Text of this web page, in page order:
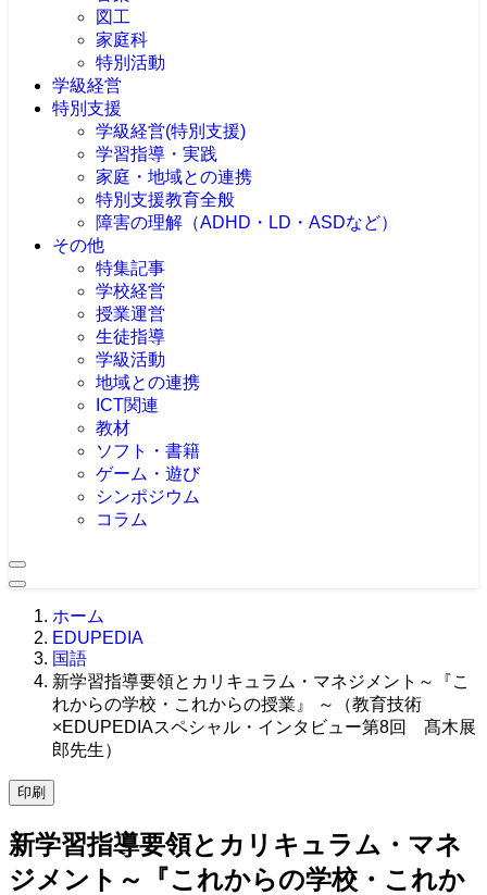
図工
家庭科
特別活動
学級経営
特別支援
学級経営(特別支援)
学習指導・実践
家庭・地域との連携
特別支援教育全般
障害の理解（ADHD・LD・ASDなど）
その他
特集記事
学校経営
授業運営
生徒指導
学級活動
地域との連携
ICT関連
教材
ソフト・書籍
ゲーム・遊び
シンポジウム
コラム
ホーム
EDUPEDIA
国語
新学習指導要領とカリキュラム・マネジメント～『こ
れからの学校・これからの授業』 ～（教育技術
×EDUPEDIAスペシャル・インタビュー第8回 髙木展
郎先生）
印刷
新学習指導要領とカリキュラム・マネ
ジメント～『これからの学校・これか